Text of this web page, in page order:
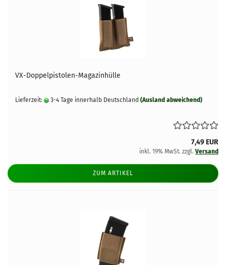
VX-Doppelpistolen-Magazinhülle
Lieferzeit: 3-4 Tage innerhalb Deutschland (Ausland abweichend)
7,49 EUR
inkl. 19% MwSt. zzgl. Versand
ZUM ARTIKEL